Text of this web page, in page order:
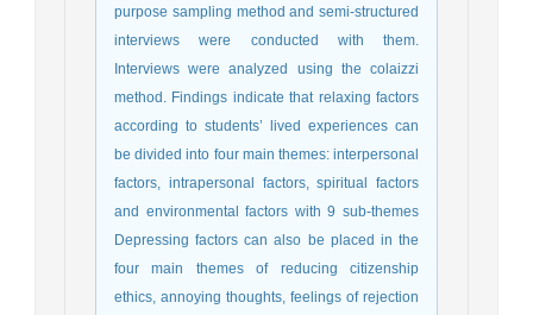
purpose sampling method and semi-structured
interviews were conducted with them.
Interviews were analyzed using the colaizzi
method. Findings indicate that relaxing factors
according to students’ lived experiences can
be divided into four main themes: interpersonal
factors, intrapersonal factors, spiritual factors
and environmental factors with 9 sub-themes
Depressing factors can also be placed in the
four main themes of reducing citizenship
ethics, annoying thoughts, feelings of rejection